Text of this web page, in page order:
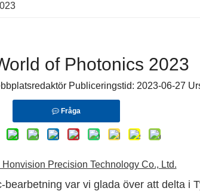
of Photonics 2023
Publiceringstid: 2023-06-27
Fråga
Precision Technology Co., Ltd.
bearbetning var vi glada över att delta i